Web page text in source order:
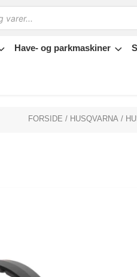
Have- og parkmaskiner
FORSIDE / HUSQVARNA /